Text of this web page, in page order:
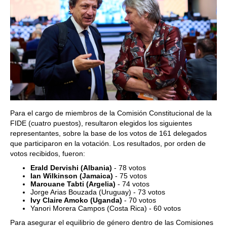
Para el cargo de miembros de la Comisión Constitucional de la
FIDE (cuatro puestos), resultaron elegidos los siguientes
representantes, sobre la base de los votos de 161 delegados
que participaron en la votación. Los resultados, por orden de
votos recibidos, fueron:
Erald Dervishi (Albania) - 78 votos
Ian Wilkinson (Jamaica) - 75 votos
Marouane Tabti (Argelia) - 74 votos
Jorge Arias Bouzada (Uruguay) - 73 votos
Ivy Claire Amoko (Uganda) - 70 votos
Yanori Morera Campos (Costa Rica) - 60 votos
Para asegurar el equilibrio de género dentro de las Comisiones